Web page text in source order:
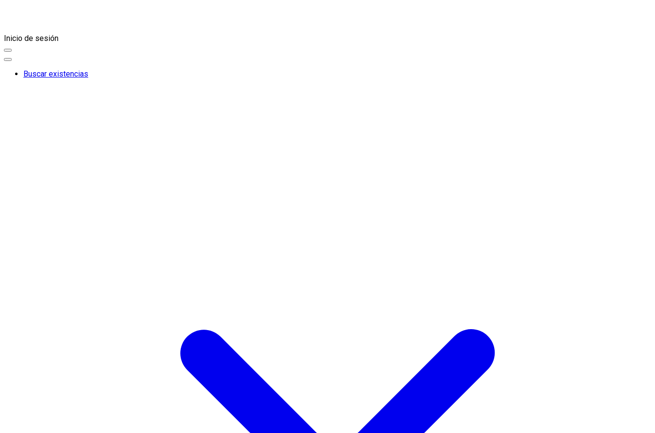
Inicio de sesión
Buscar existencias